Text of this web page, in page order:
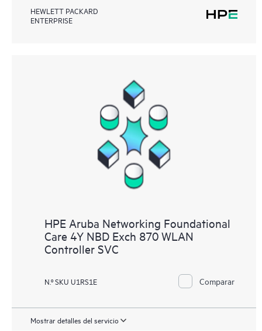
HEWLETT PACKARD
ENTERPRISE
HPE Aruba Networking Foundational
Care 4Y NBD Exch 870 WLAN
Controller SVC
N.º SKU U1RS1E Comparar
Mostrar detalles del servicio